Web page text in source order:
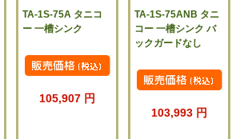
TA-1S-75A タニコ
ー 一槽シンク
105,907 円
TA-1S-75ANB タニ
コー 一槽シンク バ
ックガードなし
103,993 円